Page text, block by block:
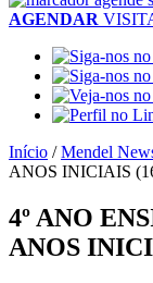
AGENDAR
Início /Mendel
ANOS INICIAIS
4º ANO
ANOS